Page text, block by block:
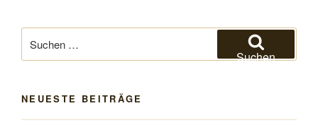
nach:
Suchen
NEUESTE BEITRÄGE